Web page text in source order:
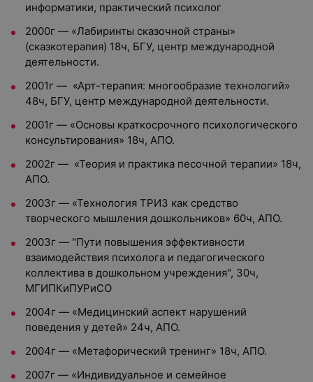
информатики, практический психолог
2000г — «Лабиринты сказочной страны»
(сказкотерапия) 18ч, БГУ, центр международной
деятельности.
2001г — «Арт-терапия: многообразие технологий»
48ч, БГУ, центр международной деятельности.
2001г — «Основы краткосрочного психологического
консультирования» 18ч, АПО.
2002г — «Теория и практика песочной терапии» 18ч,
АПО.
2003г — «Технология ТРИЗ как средство
творческого мышления дошкольников» 60ч, АПО.
2003г — "Пути повышения эффективности
взаимодействия психолога и педагогического
коллектива в дошкольном учреждения", 30ч,
МГИПКиПУРиСО
2004г — «Медицинский аспект нарушений
поведения у детей» 24ч, АПО.
2004г — «Метафорический тренинг» 18ч, АПО.
2007г — «Индивидуальное и семейное